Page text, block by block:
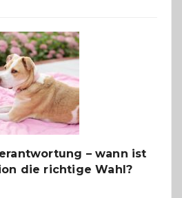
– wann ist
die richtige Wahl?